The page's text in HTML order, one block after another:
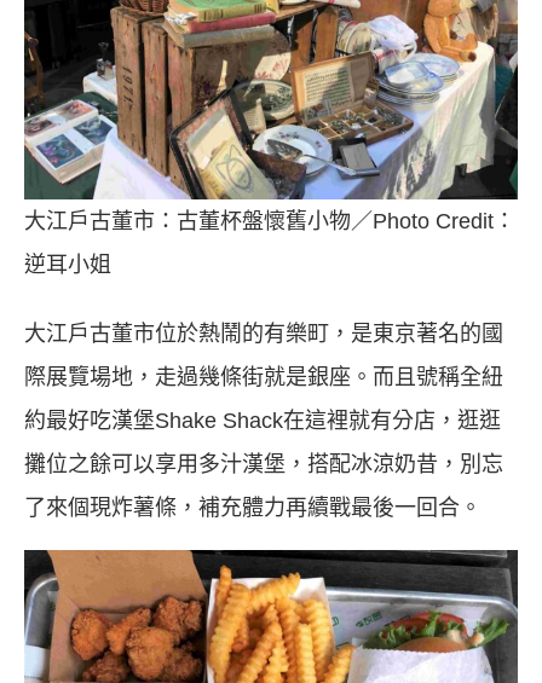
大江戶古董市：古董杯盤懷舊小物／Photo Credit：
逆耳小姐
大江戶古董市位於熱鬧的有樂町，是東京著名的國
際展覽場地，走過幾條街就是銀座。而且號稱全紐
約最好吃漢堡Shake Shack在這裡就有分店，逛逛
攤位之餘可以享用多汁漢堡，搭配冰涼奶昔，別忘
了來個現炸薯條，補充體力再續戰最後一回合。